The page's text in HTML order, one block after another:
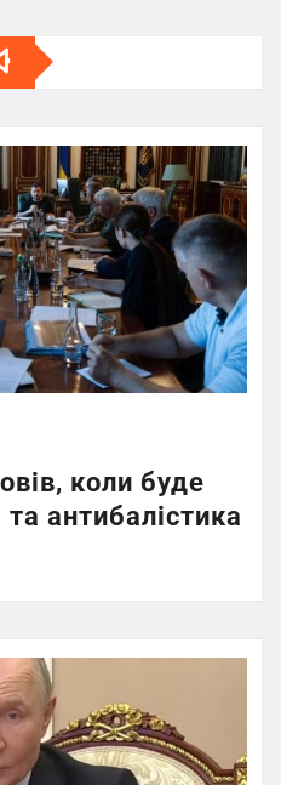
коли буде
антибалістика